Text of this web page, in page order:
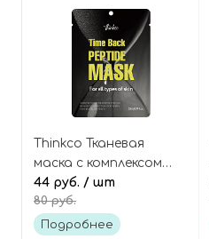
Thinkco Тканевая
маска с комплексом
пептидов, Time Back
Peptide Mask
44 руб. / шт
80 руб.
Подробнее